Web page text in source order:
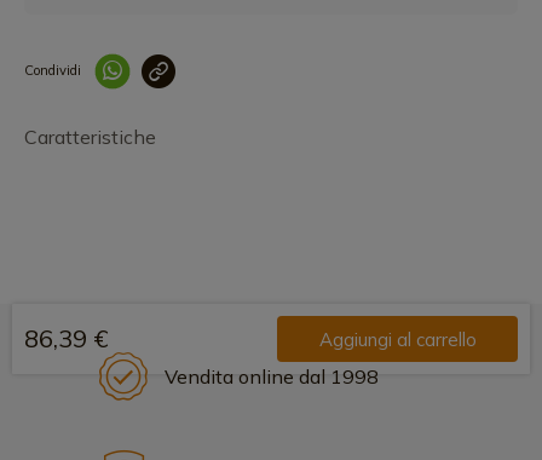
Condividi
Caratteristiche
86,39 € Aggiungi al carrello
Vendita online dal 1998